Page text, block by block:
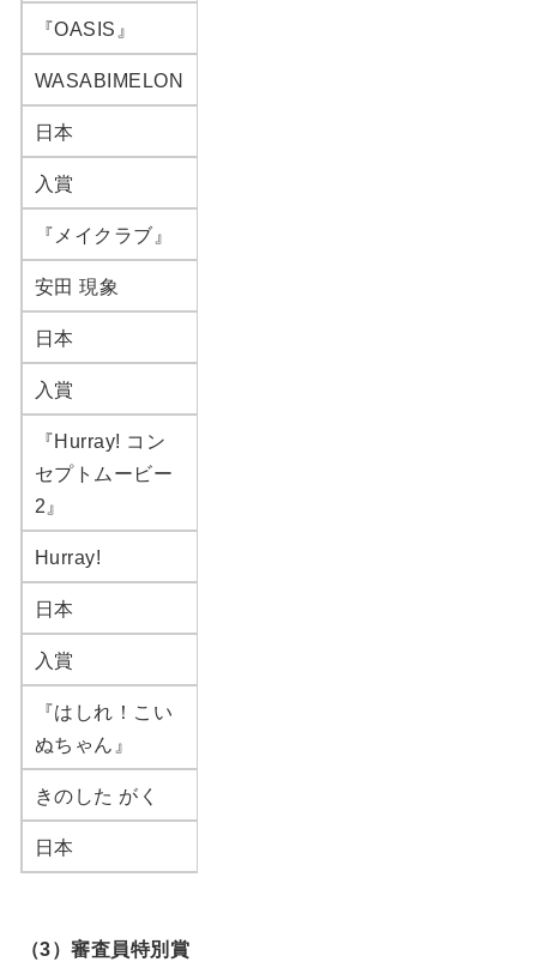
『OASIS』
WASABIMELON
日本
入賞
『メイクラブ』
安田 現象
日本
入賞
『Hurray! コン
セプトムービー
2』
Hurray!
日本
入賞
『はしれ！こい
ぬちゃん』
きのした がく
日本
（3）審査員特別賞